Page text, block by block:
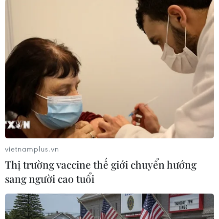
Sự cố nước Sông Đà: Bài học về sự
giám sát chặt chẽ nguồn nước
25/10/2019 11:26
Công ty môi trường công nghệ cao
Hòa Bình bác bỏ việc nhận dầu thải
17 ngày sau vụ khủng
hoảng nước sạch tại Hà Nội
25/10/2019 08:31
vietnamplus.vn
Thị trường vaccine thế giới chuyển hướng
sang người cao tuổi